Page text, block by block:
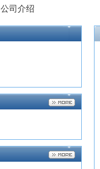
公司介绍